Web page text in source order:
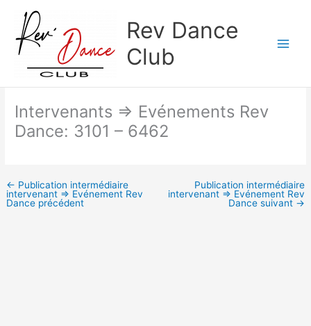
contenu
Rev Dance
Club
Intervenants => Evénements Rev
Dance: 3101 – 6462
← Publication intermédiaire
intervenant => Evénement Rev
Dance précédent
Publication intermédiaire
intervenant => Evénement Rev
Dance suivant →